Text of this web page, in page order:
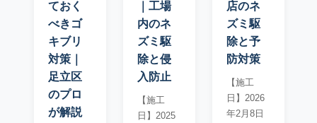
ておく
べきゴ
キブリ
対策｜
足立区
のプロ
が解説
｜工場
内のネ
ズミ駆
除と侵
入防止
【施工
日】2025
店のネ
ズミ駆
除と予
防対策
【施工
日】2026
年2月8日